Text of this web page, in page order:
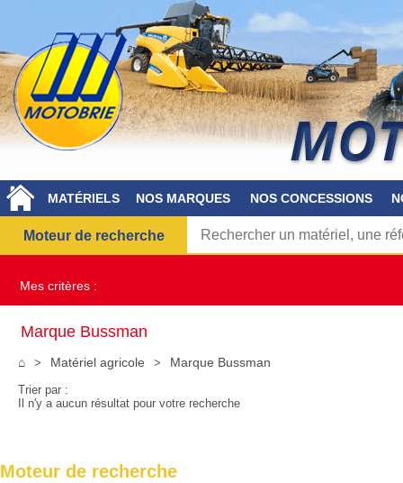
MATÉRIELS NOS MARQUES NOS CONCESSIONS
Moteur de recherche
Mes critères :
⌂ Matériel agricole Marque Bussman
Marque Bussman
Trier par :
Il n'y a aucun résultat pour votre recherche
Moteur de recherche